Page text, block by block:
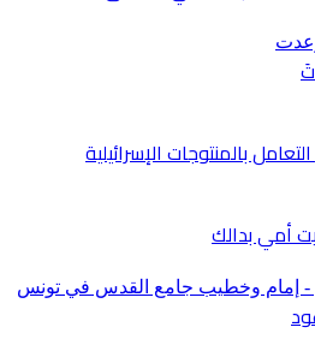
بالمنتوجات الإسرائيلية
أمي بدالك